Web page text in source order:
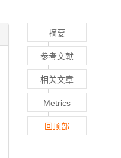
摘要
参考文献
相关文章
Metrics
回顶部